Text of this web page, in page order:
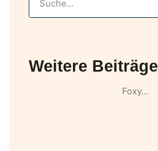
Weitere Beiträge
Foxy…